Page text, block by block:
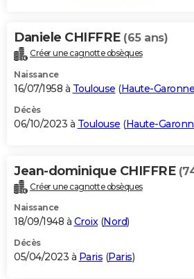
Daniele CHIFFRE (65 ans)
Créer une cagnotte obsèques
Naissance
16/07/1958 à Toulouse (Haute-Garonne
Décès
06/10/2023 à Toulouse (Haute-
Jean-dominique CHIFFRE
Créer une cagnotte obsèques
Naissance
18/09/1948 à Croix(Nord)
Décès
05/04/2023 à Paris (Paris)